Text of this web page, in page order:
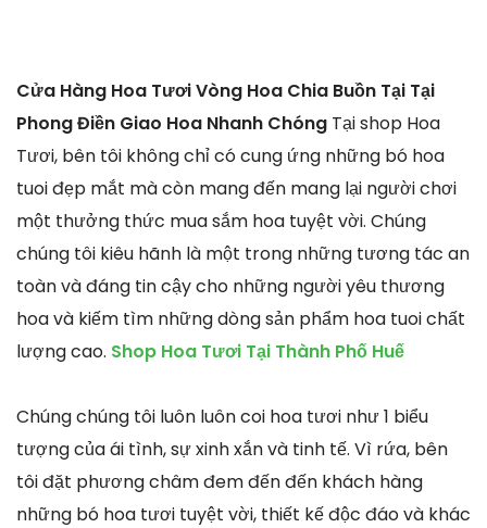
Cửa Hàng Hoa Tươi Vòng Hoa Chia Buồn Tại Tại
Phong Điền Giao Hoa Nhanh Chóng Tại shop Hoa
Tươi, bên tôi không chỉ có cung ứng những bó hoa
tuoi đẹp mắt mà còn mang đến mang lại người chơi
một thưởng thức mua sắm hoa tuyệt vời. Chúng
chúng tôi kiêu hãnh là một trong những tương tác an
toàn và đáng tin cậy cho những người yêu thương
hoa và kiếm tìm những dòng sản phẩm hoa tuoi chất
lượng cao. Shop Hoa Tươi Tại Thành Phố Huế
Chúng chúng tôi luôn luôn coi hoa tươi như 1 biểu
tượng của ái tình, sự xinh xắn và tinh tế. Vì rứa, bên
tôi đặt phương châm đem đến đến khách hàng
những bó hoa tươi tuyệt vời, thiết kế độc đáo và khác